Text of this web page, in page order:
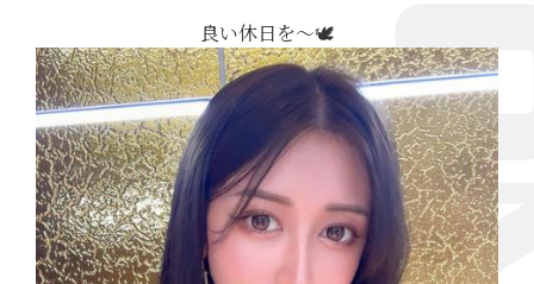
良い休日を〜🕊️